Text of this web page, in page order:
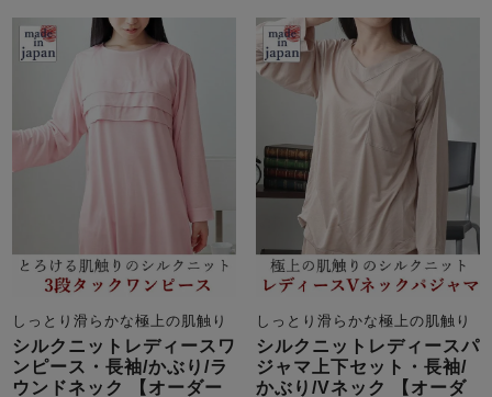
しっとり滑らかな極上の肌触り
シルクニットレディースワ
ンピース・長袖/かぶり/ラ
ウンドネック 【オーダー
しっとり滑らかな極上の肌触り
シルクニットレディースパ
ジャマ上下セット・長袖/
かぶり/Vネック 【オーダ